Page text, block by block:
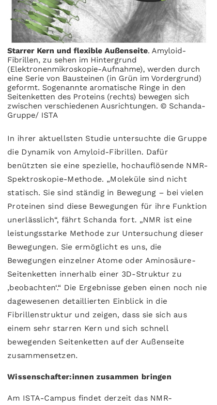
Starrer Kern und flexible Außenseite. Amyloid-
Fibrillen, zu sehen im Hintergrund
(Elektronenmikroskopie-Aufnahme), werden durch
eine Serie von Bausteinen (in Grün im Vordergrund)
geformt. Sogenannte aromatische Ringe in den
Seitenketten des Proteins (rechts) bewegen sich
zwischen verschiedenen Ausrichtungen. © Schanda-
Gruppe/ ISTA
In ihrer aktuellsten Studie untersuchte die Gruppe
die Dynamik von Amyloid-Fibrillen. Dafür
benützten sie eine spezielle, hochauflösende NMR-
Spektroskopie-Methode. „Moleküle sind nicht
statisch. Sie sind ständig in Bewegung – bei vielen
Proteinen sind diese Bewegungen für ihre Funktion
unerlässlich“, fährt Schanda fort. „NMR ist eine
leistungsstarke Methode zur Untersuchung dieser
Bewegungen. Sie ermöglicht es uns, die
Bewegungen einzelner Atome oder Aminosäure-
Seitenketten innerhalb einer 3D-Struktur zu
‚beobachten‘.“ Die Ergebnisse geben einen noch nie
dagewesenen detaillierten Einblick in die
Fibrillenstruktur und zeigen, dass sie sich aus
einem sehr starren Kern und sich schnell
bewegenden Seitenketten auf der Außenseite
zusammensetzen.
Wissenschafter:innen zusammen bringen
Am ISTA-Campus findet derzeit das NMR-